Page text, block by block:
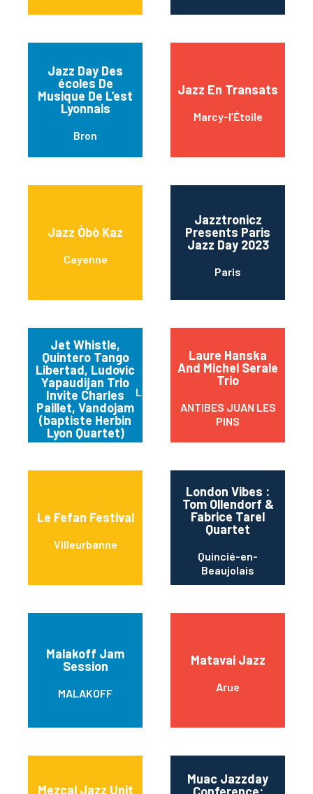
Jazz Day Des
écoles De
Musique De L’est
Lyonnais
Bron
Jazz En Transats
Marcy-l’Étoile
Jazz Òbò Kaz
Cayenne
Jazztronicz
Presents Paris
Jazz Day 2023
Paris
Jet Whistle,
Quintero Tango
Libertad, Ludovic
Yapaudijan Trio
Invite Charles
Paillet, Vandojam
(baptiste Herbin
Lyon Quartet)
Lyon
Laure Hanska
And Michel Serale
Trio
ANTIBES JUAN LES
PINS
Le Fefan Festival
Villeurbanne
London Vibes :
Tom Ollendorf &
Fabrice Tarel
Quartet
Quincié-en-
Beaujolais
Malakoff Jam
Session
MALAKOFF
Matavai Jazz
Arue
Mezcal Jazz Unit
Muac Jazzday